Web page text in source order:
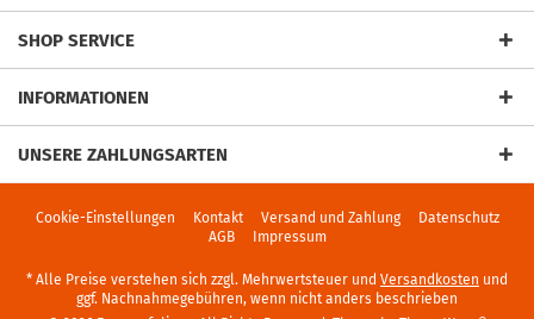
SHOP SERVICE
INFORMATIONEN
UNSERE ZAHLUNGSARTEN
Cookie-Einstellungen Kontakt Versand und Zahlung
Datenschutz
AGB
Impressum
* Alle Preise verstehen sich zzgl. Mehrwertsteuer und Versandkosten und
ggf. Nachnahmegebühren, wenn nicht anders beschrieben